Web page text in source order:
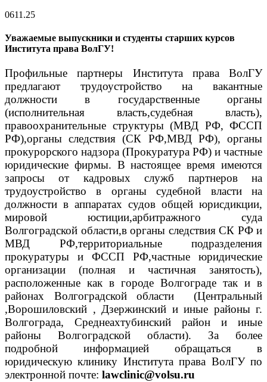
0611.25
Уважаемые выпускники и студенты старших курсов
Института права ВолГУ!
Профильные партнеры Института права ВолГУ
предлагают трудоустройство на вакантные
должности в государственные органы
(исполнительная власть,судебная власть),
правоохранительные структуры (МВД РФ, ФССП
РФ),органы следствия (СК РФ,МВД РФ), органы
прокурорского надзора (Прокуратура РФ) и частные
юридические фирмы. В настоящее время имеются
запросы от кадровых служб партнеров на
трудоустройство в органы судебной власти на
должности в аппаратах судов общей юрисдикции,
мировой юстиции,арбитражного суда
Волгоградской области,в органы следствия СК РФ и
МВД РФ,территориальные подразделения
прокуратуры и ФССП РФ,частные юридические
организации (полная и частичная занятость),
расположенные как в городе Волгограде так и в
районах Волгоградской области (Центральный
,Ворошиловский , Дзержинский и иные районы г.
Волгограда, Среднеахтубинский район и иные
районы Волгоградской области). За более
подробной информацией обращаться в
юридическую клинику Института права ВолГУ по
электронной почте: lawclinic@volsu.ru